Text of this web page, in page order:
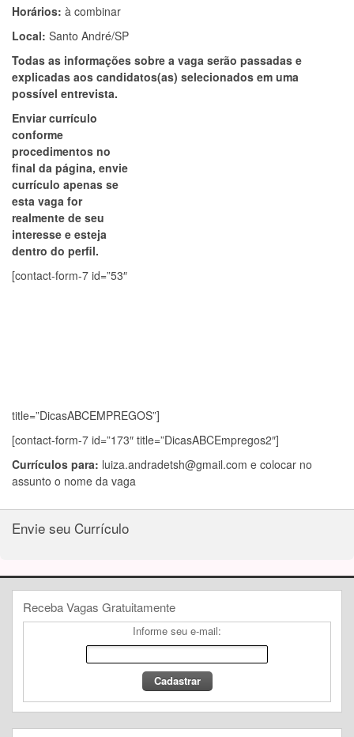
Horários: à combinar
Local: Santo André/SP
Todas as informações sobre a vaga serão passadas e
explicadas aos candidatos(as) selecionados em uma
possível entrevista.
Enviar currículo
conforme
procedimentos no
final da página, envie
currículo apenas se
esta vaga for
realmente de seu
interesse e esteja
dentro do perfil.
[contact-form-7 id=”53″
title=”DicasABCEMPREGOS”]
[contact-form-7 id=”173″ title=”DicasABCEmpregos2″]
Currículos para: luiza.andradetsh@gmail.com e colocar no
assunto o nome da vaga
Envie seu Currículo
Receba Vagas Gratuitamente
Informe seu e-mail: